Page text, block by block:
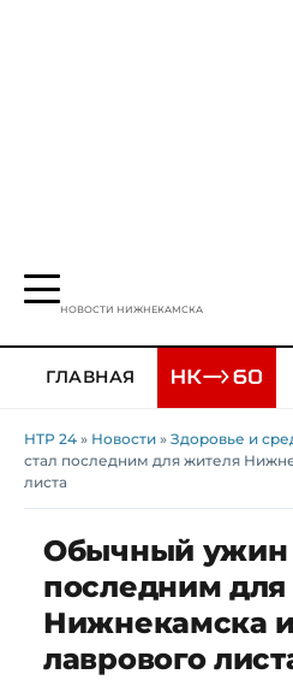
НОВОСТИ НИЖНЕКАМСКА
ГЛАВНАЯ
НТР 24 » Новости » Здоровье и
стал последним для жителя
листа
Обычный ужин
последним
Нижнекамска
лаврового